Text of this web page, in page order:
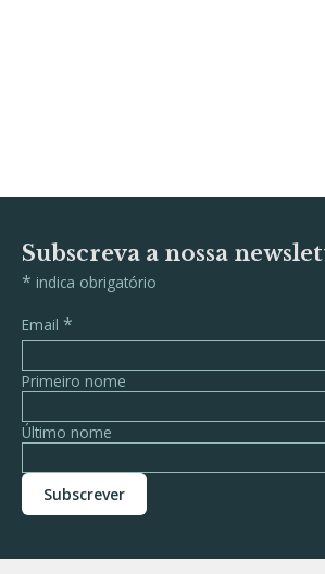
Subscreva a nossa
* indica obrigatório
Email *
Primeiro nome
Último nome